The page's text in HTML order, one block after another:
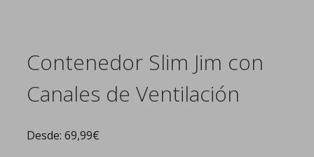
Contenedor Slim Jim con
Canales de Ventilación
Desde: 69,99€